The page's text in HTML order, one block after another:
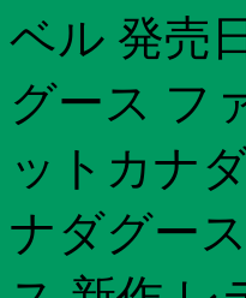
ベル 発売
グース フ
ットカナ
ナダグー